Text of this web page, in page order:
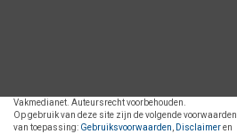
Vakmedianet. Auteursrecht voorbehouden.
Op gebruik van deze site zijn de volgende voorwaarden
van toepassing: Gebruiksvoorwaarden Disclaimeren